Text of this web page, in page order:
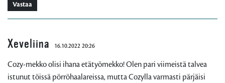
Vastaa
Xeveliina 16.10.2022 20:26
Cozy-mekko olisi ihana etätyömekko! Olen pari viimeistä talvea
istunut töissä pörröhaalareissa, mutta Cozylla varmasti pärjäisi